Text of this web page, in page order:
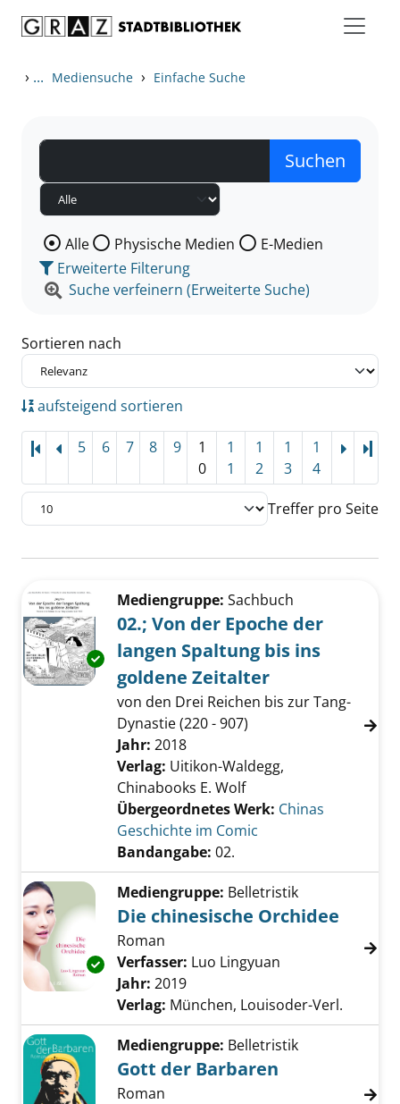
› ... Mediensuche › Einfache Suche
Wählen Sie die Medienart nach der Sie suchen wollen.
Alle Physische Medien
E-Medien
Erweiterte Filterung
Suche verfeinern (Erweiterte Suche)
Sortieren nach
aufsteigend sortieren
5 6 7 8 9
1
0
1
1
1
2
1
3
1
4
Treffer pro Seite
Zu den Suchfiltern springen
Exemplar-Details von 02.; Von der Epoche
Mediengruppe: Sachbuch
02.; Von der Epoche der
langen Spaltung bis ins
goldene Zeitalter
von den Drei Reichen bis zur Tang-
Dynastie (220 - 907)
Suche nach diesem Verfasser
Jahr: 2018
Verlag: Uitikon-Waldegg,
Chinabooks E. Wolf
Übergeordnetes Werk: Chinas
Geschichte im Comic
Bandangabe: 02.
Exemplar-Details von Die chinesische
Mediengruppe: Belletristik
Die chinesische Orchidee
Roman
Verfasser: Luo Lingyuan
Jahr: 2019
Verlag: München, Louisoder-Verl.
Mediengruppe: Belletristik
Gott der Barbaren
Roman